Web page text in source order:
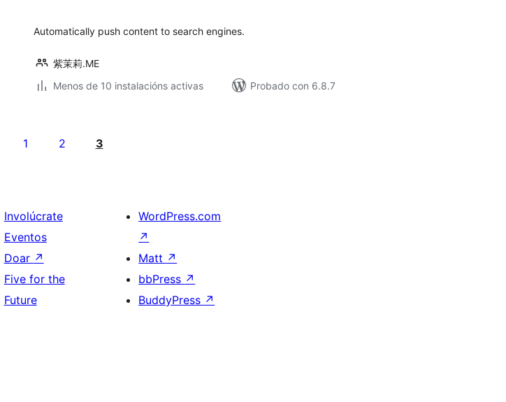
Automatically push content to search engines.
紫茉莉.ME
Menos de 10 instalacións activas
Probado con 6.8.7
1 2 3
Involúcrate
Eventos
Doar ↗
Five for the
Future
WordPress.com
↗
Matt ↗
bbPress ↗
BuddyPress ↗